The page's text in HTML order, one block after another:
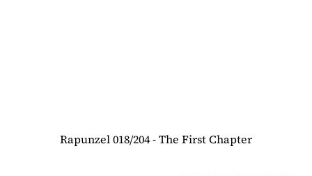
Rapunzel 018/204 - The First Chapter